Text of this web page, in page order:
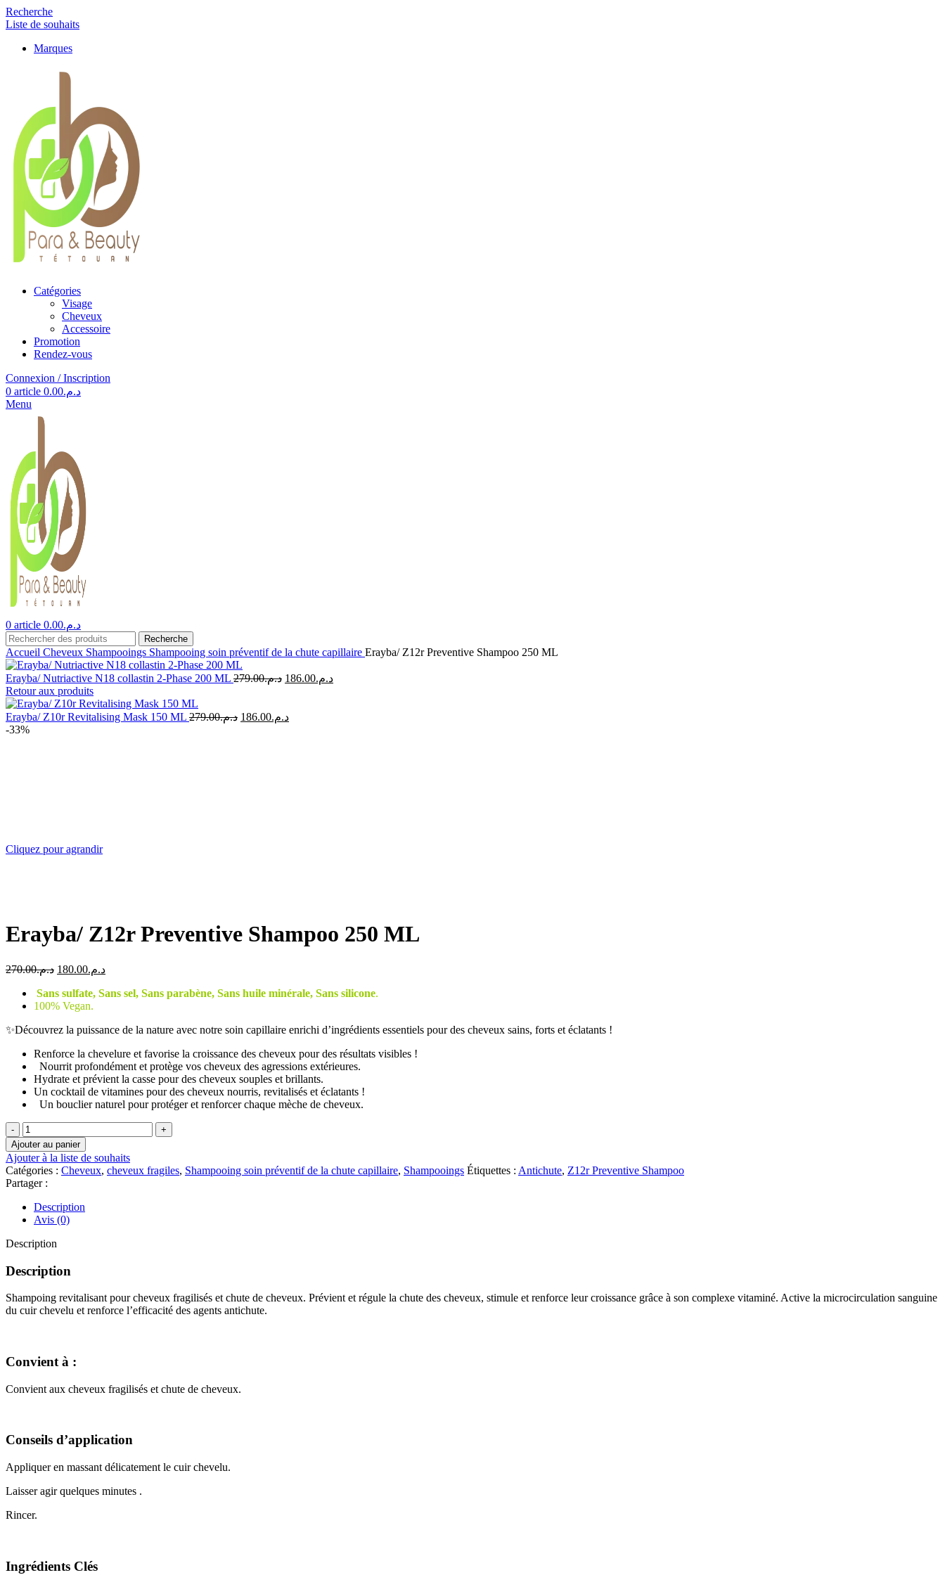
Recherche
Liste de souhaits
Marques
Catégories
Visage
Cheveux
Accessoire
Promotion
Rendez-vous
Connexion / Inscription
0 article د.م.0.00
Menu
0 article د.م.0.00
Recherche
Accueil Cheveux Shampooings Shampooing soin préventif de la chute capillaire Erayba/ Z12r Preventive Shampoo 250 ML
Erayba/ Nutriactive N18 collastin 2-Phase 200 ML د.م.279.00
Le
était :
د.م.186.00
Le
Retour aux produits
Erayba/ Z10r Revitalising Mask 150 ML د.م.279.00
Le
د.م.186.00
Le
-33%
Cliquez pour agrandir
Erayba/ Z12r Preventive Shampoo 250 ML
د.م.270.00
Le
initial
était :
د.م.180.00
Le
actuel
Sans sulfate, Sans sel, Sans parabène, Sans huile minérale, Sans silicone.
100% Vegan.
✨Découvrez la puissance de la nature avec notre soin capillaire enrichi d’ingrédients essentiels pour des cheveux sains, forts et éclatants !
Renforce la chevelure et favorise la croissance des cheveux pour des résultats visibles !
Nourrit profondément et protège vos cheveux des agressions extérieures.
Hydrate et prévient la casse pour des cheveux souples et brillants.
Un cocktail de vitamines pour des cheveux nourris, revitalisés et éclatants !
Un bouclier naturel pour protéger et renforcer chaque mèche de cheveux.
quantité
de
Erayba/
Z12r
Preventive
Shampoo
250
ML
Ajouter au panier
Ajouter à la liste de souhaits
Catégories : Cheveux, cheveux fragiles, Shampooing soin préventif de la chute capillaire, Shampooings Étiquettes : Antichute, Z12r Preventive Shampoo
Partager :
Description
Avis (0)
Description
Description
Shampoing revitalisant pour cheveux fragilisés et chute de cheveux. Prévient et régule la chute des cheveux, stimule et renforce leur croissance grâce à son complexe vitaminé. Active la microcirculation sanguine
du cuir chevelu et renforce l’efficacité des agents antichute.
Convient à :
Convient aux cheveux fragilisés et chute de cheveux.
Conseils d’application
Appliquer en massant délicatement le cuir chevelu.
Laisser agir quelques minutes .
Rincer.
Ingrédients Clés